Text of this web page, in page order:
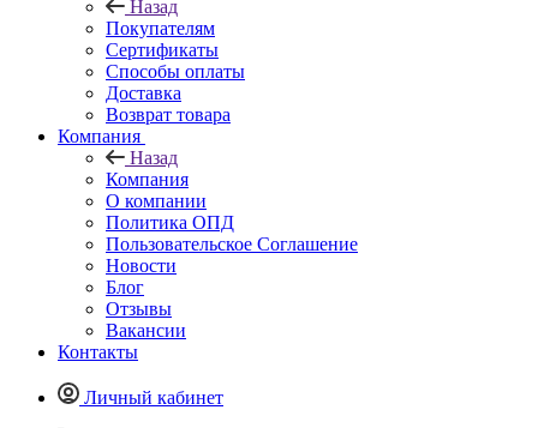
Назад
Покупателям
Сертификаты
Способы оплаты
Доставка
Возврат товара
Компания
Назад
Компания
О компании
Политика ОПД
Пользовательское Соглашение
Новости
Блог
Отзывы
Вакансии
Контакты
Личный кабинет